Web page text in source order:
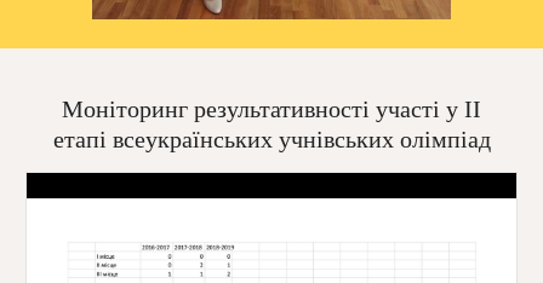
Моніторинг результативності участі у ІІ
етапі всеукраїнських учнівських олімпіад